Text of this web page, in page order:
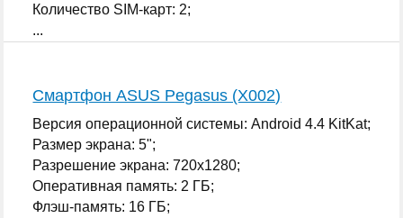
Количество SIM-карт: 2;
...
Смартфон ASUS Pegasus (X002)
Версия операционной системы: Android 4.4 KitKat;
Размер экрана: 5";
Разрешение экрана: 720x1280;
Оперативная память: 2 ГБ;
Флэш-память: 16 ГБ;